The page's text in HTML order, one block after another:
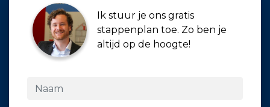
Ik stuur je ons gratis
stappenplan toe. Zo ben je
altijd op de hoogte!